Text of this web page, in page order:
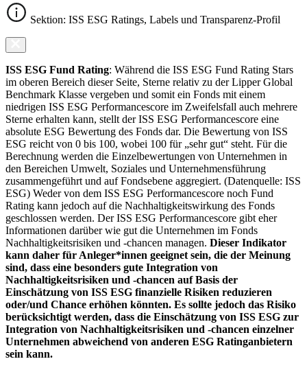
Sektion: ISS ESG Ratings, Labels und Transparenz-Profil
ISS ESG Fund Rating: Während die ISS ESG Fund Rating Stars
im oberen Bereich dieser Seite, Sterne relativ zu der Lipper Global
Benchmark Klasse vergeben und somit ein Fonds mit einem
niedrigen ISS ESG Performancescore im Zweifelsfall auch mehrere
Sterne erhalten kann, stellt der ISS ESG Performancescore eine
absolute ESG Bewertung des Fonds dar. Die Bewertung von ISS
ESG reicht von 0 bis 100, wobei 100 für „sehr gut“ steht. Für die
Berechnung werden die Einzelbewertungen von Unternehmen in
den Bereichen Umwelt, Soziales und Unternehmensführung
zusammengeführt und auf Fondsebene aggregiert. (Datenquelle: ISS
ESG) Weder von dem ISS ESG Performancescore noch Fund
Rating kann jedoch auf die Nachhaltigkeitswirkung des Fonds
geschlossen werden. Der ISS ESG Performancescore gibt eher
Informationen darüber wie gut die Unternehmen im Fonds
Nachhaltigkeitsrisiken und -chancen managen. Dieser Indikator
kann daher für Anleger*innen geeignet sein, die der Meinung
sind, dass eine besonders gute Integration von
Nachhaltigkeitsrisiken und -chancen auf Basis der
Einschätzung von ISS ESG finanzielle Risiken reduzieren
oder/und Chance erhöhen könnten. Es sollte jedoch das Risiko
berücksichtigt werden, dass die Einschätzung von ISS ESG zur
Integration von Nachhaltigkeitsrisiken und -chancen einzelner
Unternehmen abweichend von anderen ESG Ratinganbietern
sein kann.